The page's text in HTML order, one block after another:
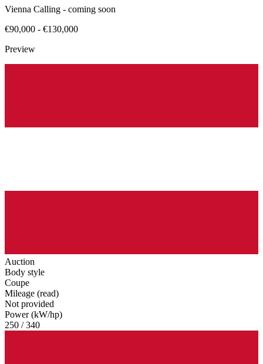
Vienna Calling - coming soon
€90,000 - €130,000
Preview
Auction
Body style
Coupe
Mileage (read)
Not provided
Power (kW/hp)
250 / 340